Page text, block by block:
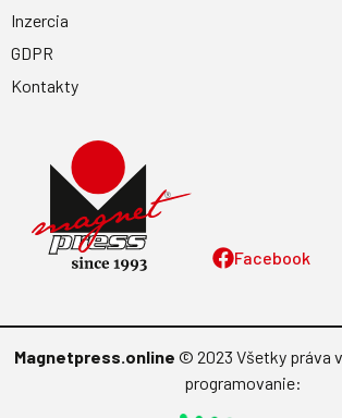
Facebook
Inzercia
GDPR
Kontakty
Magnetpress.online © 2023 Všetky práva
programovanie: